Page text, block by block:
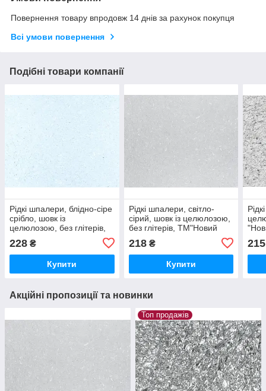
Повернення товару впродовж 14 днів за рахунок покупця
Всі умови повернення
Подібні товари компанії
Рідкі шпалери, блідно-сіре
срібло, шовк із
целюлозою, без глітерів,
ТМ"Новий Тон", 1 упак на
4м2
228 ₴
Купити
Рідкі шпалери, світло-
сірий, шовк із целюлозою,
без глітерів, ТМ"Новий
218₴
Купити
4м2
215
Акційні пропозиції та новинки
Топ продажів